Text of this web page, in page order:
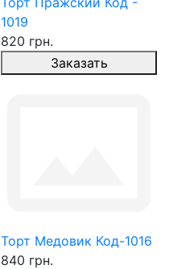
1019
820 грн.
Заказать
Торт Медовик Код-1016
840 грн.